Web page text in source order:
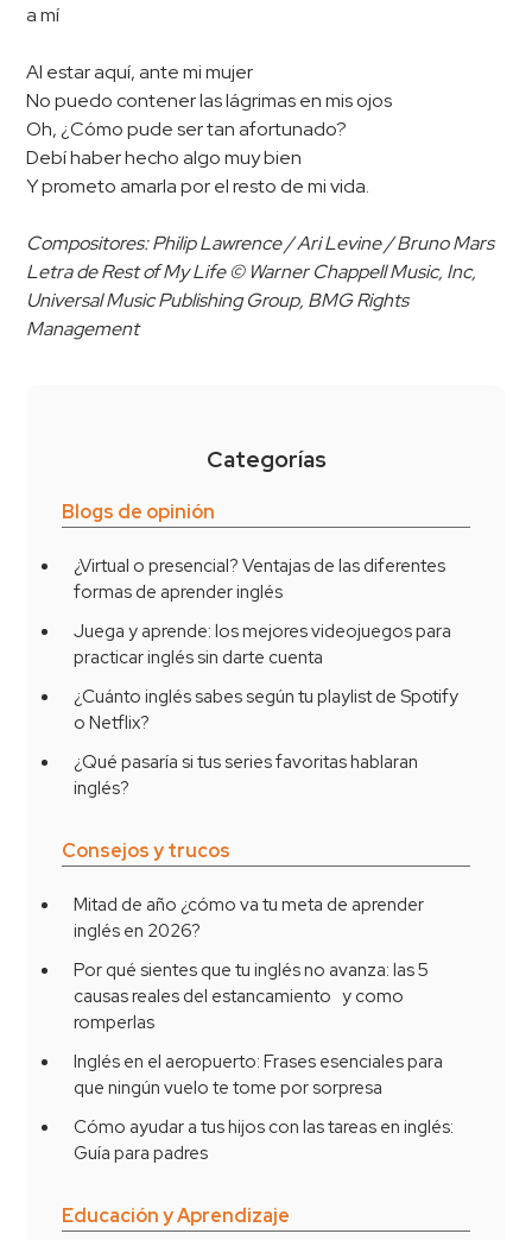
a mí
Al estar aquí, ante mi mujer
No puedo contener las lágrimas en mis ojos
Oh, ¿Cómo pude ser tan afortunado?
Debí haber hecho algo muy bien
Y prometo amarla por el resto de mi vida.
Compositores: Philip Lawrence / Ari Levine / Bruno Mars
Letra de Rest of My Life © Warner Chappell Music, Inc,
Universal Music Publishing Group, BMG Rights
Management
Categorías
Blogs de opinión
¿Virtual o presencial? Ventajas de las diferentes
formas de aprender inglés
Juega y aprende: los mejores videojuegos para
practicar inglés sin darte cuenta
¿Cuánto inglés sabes según tu playlist de Spotify
o Netflix?
¿Qué pasaría si tus series favoritas hablaran
inglés?
Consejos y trucos
Mitad de año ¿cómo va tu meta de aprender
inglés en 2026?
Por qué sientes que tu inglés no avanza: las 5
causas reales del estancamiento y como
romperlas
Inglés en el aeropuerto: Frases esenciales para
que ningún vuelo te tome por sorpresa
Cómo ayudar a tus hijos con las tareas en inglés:
Guía para padres
Educación y Aprendizaje